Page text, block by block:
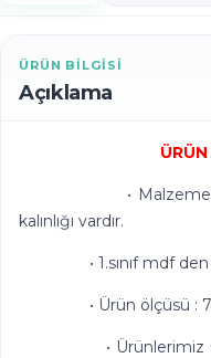
ÜRÜN BILGISI
Açıklama
• Malzeme ham
kalınlığı vardır.
• 1.sınıf mdf den
• Ürün ölçüsü : 75
• Ürünlerimiz